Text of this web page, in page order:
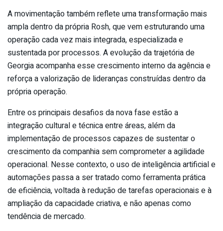
A movimentação também reflete uma transformação mais
ampla dentro da própria Rosh, que vem estruturando uma
operação cada vez mais integrada, especializada e
sustentada por processos. A evolução da trajetória de
Georgia acompanha esse crescimento interno da agência e
reforça a valorização de lideranças construídas dentro da
própria operação.
Entre os principais desafios da nova fase estão a
integração cultural e técnica entre áreas, além da
implementação de processos capazes de sustentar o
crescimento da companhia sem comprometer a agilidade
operacional. Nesse contexto, o uso de inteligência artificial e
automações passa a ser tratado como ferramenta prática
de eficiência, voltada à redução de tarefas operacionais e à
ampliação da capacidade criativa, e não apenas como
tendência de mercado.